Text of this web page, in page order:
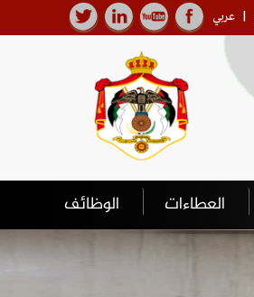
عربي
العطاءات الوظائف